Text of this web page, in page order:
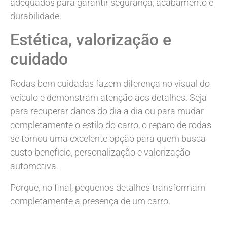
adequados para garantir segurança, acabamento e
durabilidade.
Estética, valorização e
cuidado
Rodas bem cuidadas fazem diferença no visual do
veículo e demonstram atenção aos detalhes. Seja
para recuperar danos do dia a dia ou para mudar
completamente o estilo do carro, o reparo de rodas
se tornou uma excelente opção para quem busca
custo-benefício, personalização e valorização
automotiva.
Porque, no final, pequenos detalhes transformam
completamente a presença de um carro.